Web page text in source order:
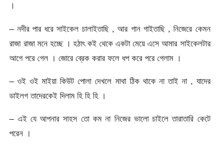
।
– নদীর পার ধরে সাইকেল চালাইতাছি , আর গান গাইতাছি , নিজেরে কেমন
রাজা রাজা মনে হচ্ছে । হঠাৎ কই থেকে একটা মেয়ে এসে আমার সাইকেলটার
আগে পরে গেল । জোরে ব্রেক করার ফলে ধপ করে পরে গেলাম ।
– ওই ওই মাইয়া কিউট পোলা দেখলে মাথা ঠিক থাকে না তাই না , যাদের
ডাইলগ তাদেরকেই দিলাম হি হি হি ।
– এই যে আপনার সাহস তো কম না নিজের ভালো চাইলে তারাতারি কেটে
পরেন ।